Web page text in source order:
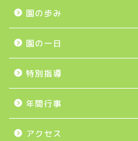
園の歩み
園の一日
特別指導
年間行事
アクセス